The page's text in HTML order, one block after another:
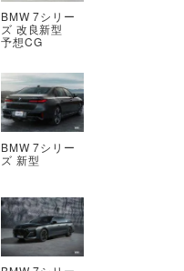
BMW 7シリー
ズ 改良新型
予想CG
BMW 7シリー
ズ 新型